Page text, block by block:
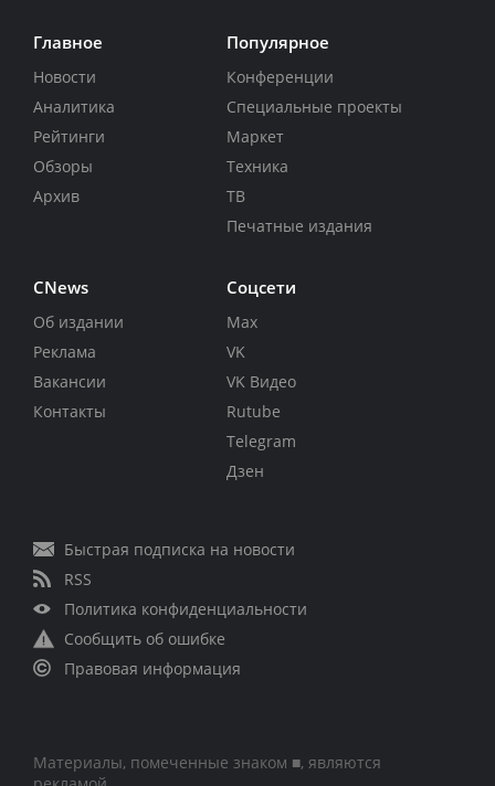
Главное
Новости
Аналитика
Рейтинги
Обзоры
Архив
Популярное
Конференции
Специальные проекты
Маркет
Техника
ТВ
Печатные издания
CNews
Об издании
Реклама
Вакансии
Контакты
Соцсети
Max
VK
VK Видео
Rutube
Telegram
Дзен
Быстрая подписка на новости
RSS
Политика конфиденциальности
Сообщить об ошибке
Правовая информация
Материалы, помеченные знаком ■, являются